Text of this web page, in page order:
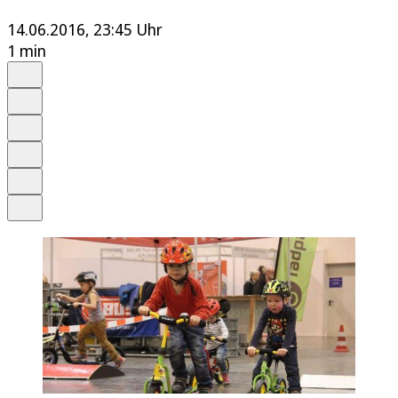
14.06.2016, 23:45 Uhr
1 min